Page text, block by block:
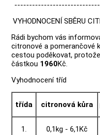
VYHODNOCENÍ SBĚRU
Rádi bychom vás
citronové a pomerančové
cestou poděkovat,
částkou 1960Kč.
Vyhodnocení tříd
třída citronová kůra
1. 0,1kg - 6,1Kč